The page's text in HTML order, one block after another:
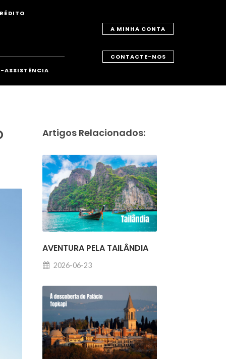
ASSISTÊNCIA
A MINHA CONTA
CONTACTE-NOS
Artigos Relacionados:
AVENTURA PELA TAILÂNDIA
2026-06-23